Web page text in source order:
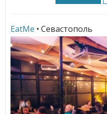
EatMe • Севастополь